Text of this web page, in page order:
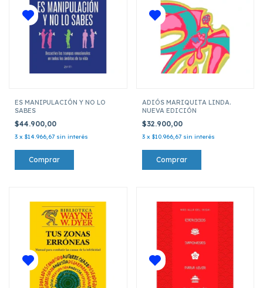
ES MANIPULACIÓN Y NO LO
SABES
$44.900,00
3 x $14.966,67 sin interés
ADIÓS MARIQUITA LINDA.
NUEVA EDICIÓN
$32.900,00
3 x $10.966,67 sin interés